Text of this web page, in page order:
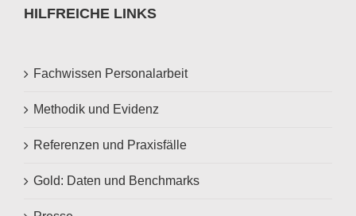
HILFREICHE LINKS
Fachwissen Personalarbeit
Methodik und Evidenz
Referenzen und Praxisfälle
Gold: Daten und Benchmarks